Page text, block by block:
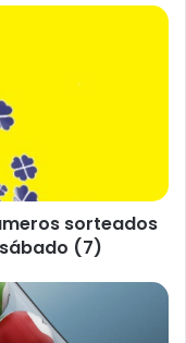
com as
sorteados
(7)